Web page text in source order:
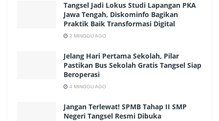
Tangsel Jadi Lokus Studi Lapangan PKA
Jawa Tengah, Diskominfo Bagikan
Praktik Baik Transformasi Digital
2 MINGGU AGO
Jelang Hari Pertama Sekolah, Pilar
Pastikan Bus Sekolah Gratis Tangsel Siap
Beroperasi
4 MINGGU AGO
Jangan Terlewat! SPMB Tahap II SMP
Negeri Tangsel Resmi Dibuka